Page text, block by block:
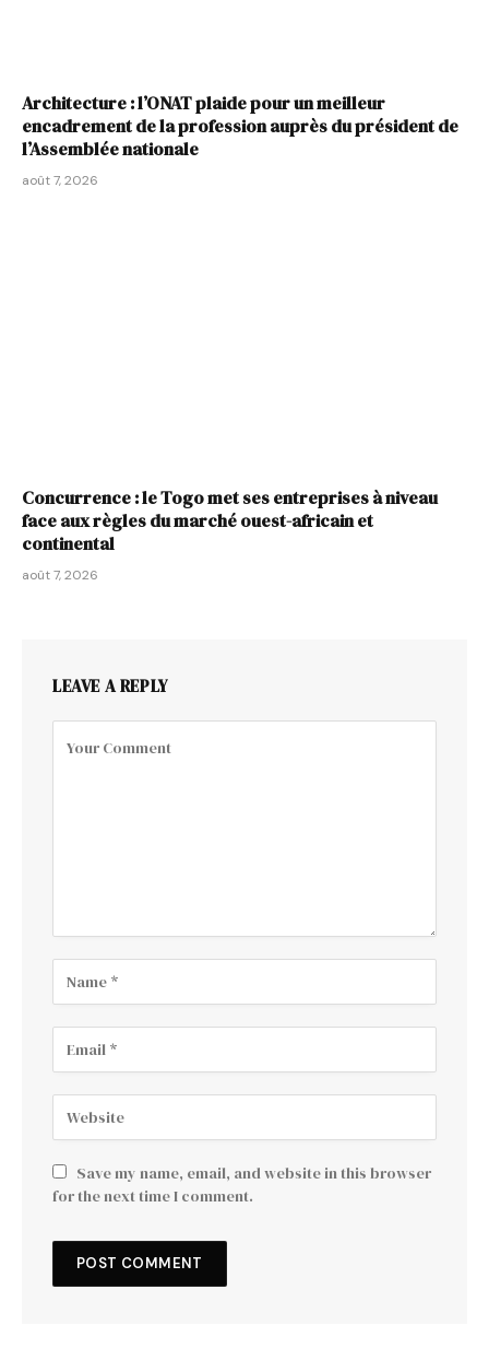
Architecture : l’ONAT plaide pour un meilleur
encadrement de la profession auprès du président de
l’Assemblée nationale
août 7, 2026
Concurrence : le Togo met ses entreprises à niveau
face aux règles du marché ouest-africain et
continental
août 7, 2026
LEAVE A REPLY
Save my name, email, and website in this browser
for the next time I comment.